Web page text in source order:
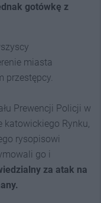
gotówkę z
miasta
przestępcy.
Prewencji Policji w
katowickiego Rynku,
rysopisowi
go i
za atak na